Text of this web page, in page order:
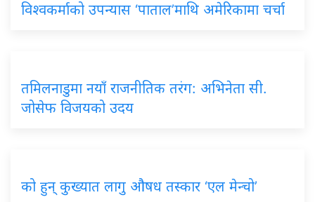
विश्वकर्माको उपन्यास ‘पाताल’माथि अमेरिकामा चर्चा
तमिलनाडुमा नयाँ राजनीतिक तरंग: अभिनेता सी.
जोसेफ विजयको उदय
को हुन् कुख्यात लागु औषध तस्कार ‘एल मेन्चो’